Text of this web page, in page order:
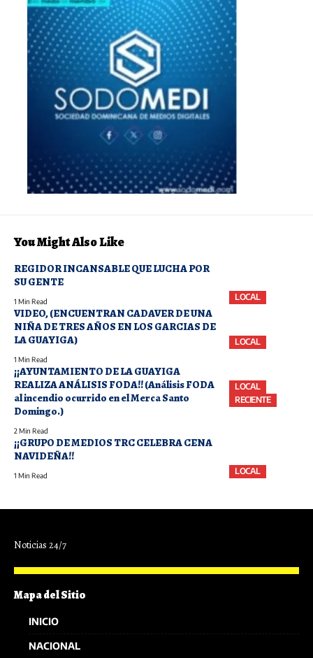
You Might Also Like
LOCAL
REGIDOR INCANSABLE QUE LUCHA POR
SU GENTE
1 Min Read
LOCAL
VIDEO, (ENCUENTRAN CADAVER DE UNA
NIÑA DE TRES AÑOS EN LOS GARCIAS DE
LA GUAYIGA)
1 Min Read
LOCAL
RECIENTE
¡¡AYUNTAMIENTO DE LA GUAYIGA
REALIZA ANÁLISIS FODA!! (Análisis FODA
al incendio ocurrido en el Merca Santo
Domingo.)
2 Min Read
LOCAL
¡¡GRUPO DE MEDIOS TRC CELEBRA CENA
NAVIDEÑA!!
1 Min Read
Noticias 24/7
Mapa del Sitio
INICIO
NACIONAL